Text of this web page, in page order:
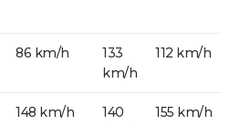
86 km/h
133
km/h
112 km/h
148 km/h
140
155 km/h